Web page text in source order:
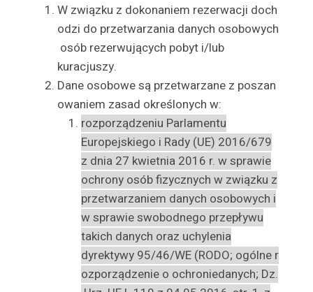
W związku z dokonaniem rezerwacji doch
odzi do przetwarzania danych osobowych
osób rezerwujących pobyt i/lub
kuracjuszy.
Dane osobowe są przetwarzane z poszan
owaniem zasad określonych w:
rozporządzeniu Parlamentu
Europejskiego i Rady (UE) 2016/679
z dnia 27 kwietnia 2016 r. w sprawie
ochrony osób fizycznych w związku z
przetwarzaniem danych osobowych i
w sprawie swobodnego przepływu
takich danych oraz uchylenia
dyrektywy 95/46/WE (RODO; ogólne r
ozporządzenie o ochroniedanych; Dz.